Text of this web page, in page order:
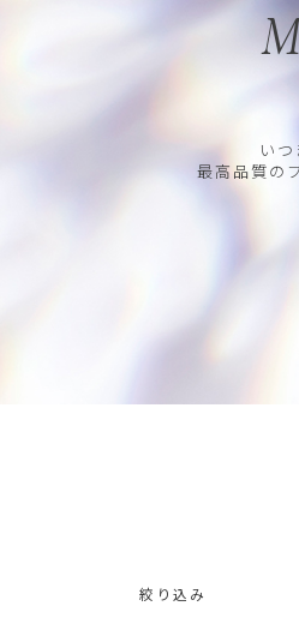
い
最高品質の
絞り込み